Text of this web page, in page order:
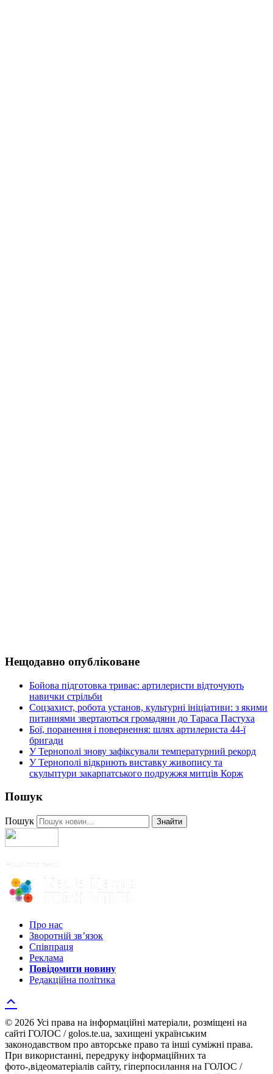
Нещодавно опубліковане
Бойова підготовка триває: артилеристи відточують
навички стрільби
Соцзахист, робота установ, культурні ініціативи: з якими
питаннями звертаються громадяни до Тараса Пастуха
Бої, поранення і повернення: шлях артилериста 44-ї
бригади
У Тернополі знову зафіксували температурний рекорд
У Тернополі відкриють виставку живопису та
скульптури закарпатського подружжя митців Корж
Пошук
Пошук Знайти
Про нас
Зворотній зв’язок
Співпраця
Реклама
Повідомити новину
Редакційна політика
© 2026 Усі права на інформаційні матеріали, розміщені на
сайті ГОЛОС / golos.te.ua, захищені українським
законодавством про авторське право та інші суміжні права.
При використанні, передруку інформаційних та
фото-,відеоматеріалів сайту, гіперпосилання на ГОЛОС /